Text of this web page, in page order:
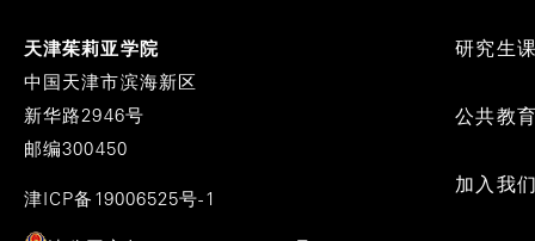
天津茱莉亚学院
中国天津市滨海新区
新华路2946号
邮编300450
津ICP备19006525号-1
Footer
研究生
公共教
加入我